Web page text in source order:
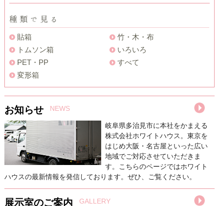
貼箱
トムソン箱
PET・PP
変形箱
竹・木・布
いろいろ
すべて
お知らせ NEWS
岐阜県多治見市に本社をかまえる
株式会社ホワイトハウス。東京を
はじめ大阪・名古屋といった広い
地域でご対応させていただきま
す。こちらのページではホワイト
ハウスの最新情報を発信しております。ぜひ、ご覧ください。
展示室のご案内 GALLERY